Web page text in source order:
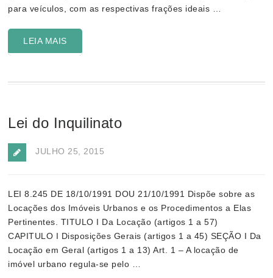
para veículos, com as respectivas frações ideais …
LEIA MAIS
Lei do Inquilinato
JULHO 25, 2015
LEI 8.245 DE 18/10/1991 DOU 21/10/1991 Dispõe sobre as
Locações dos Imóveis Urbanos e os Procedimentos a Elas
Pertinentes. TITULO I Da Locação (artigos 1 a 57)
CAPITULO I Disposições Gerais (artigos 1 a 45) SEÇÃO I Da
Locação em Geral (artigos 1 a 13) Art. 1 – A locação de
imóvel urbano regula-se pelo …